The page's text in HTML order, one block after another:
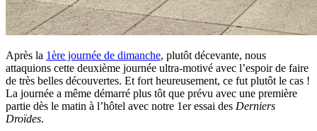
Après la 1ère journée de dimanche, plutôt décevante, nous
attaquions cette deuxième journée ultra-motivé avec l’espoir de faire
de très belles découvertes. Et fort heureusement, ce fut plutôt le cas !
La journée a même démarré plus tôt que prévu avec une première
partie dès le matin à l’hôtel avec notre 1er essai des Derniers
Droïdes.